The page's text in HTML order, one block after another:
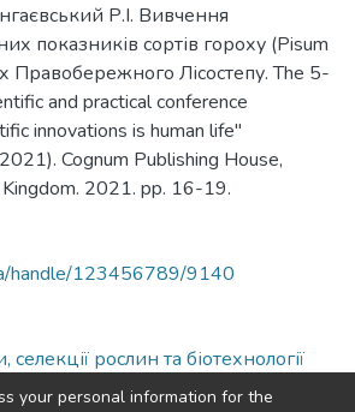
Р.І. Вивчення
показників сортів гороху (Pisum
Правобережного Лісостепу. The 5-
and practical conference
innovations is human life"
Cognum Publishing House,
2021. pp. 16-19.
handle/123456789/9140
рослин та біотехнології
your personal information for the